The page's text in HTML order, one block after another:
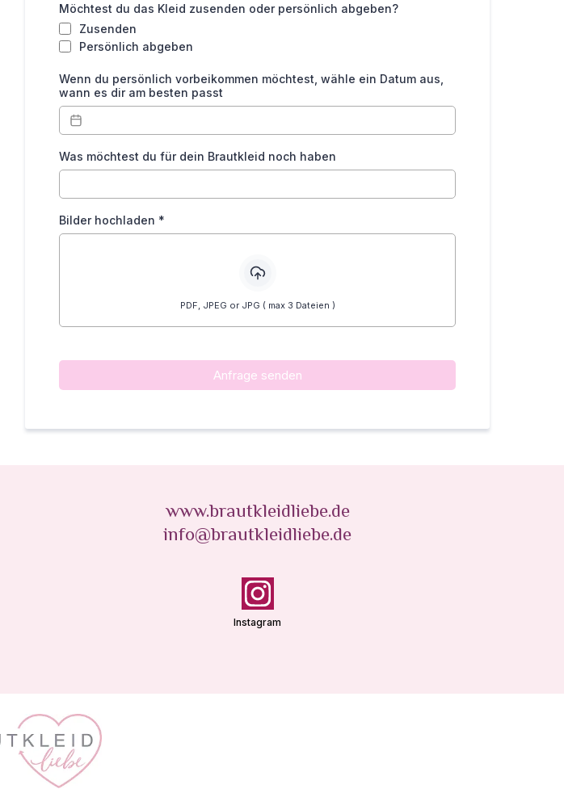
Möchtest du das Kleid zusenden oder persönlich abgeben?
Zusenden
Persönlich abgeben
Wenn du persönlich vorbeikommen möchtest, wähle ein Datum aus,
wann es dir am besten passt
Was möchtest du für dein Brautkleid noch haben
Bilder hochladen *
PDF, JPEG or JPG ( max 3 Dateien )
Anfrage senden
www.brautkleidliebe.de
info@brautkleidliebe.de
Instagram